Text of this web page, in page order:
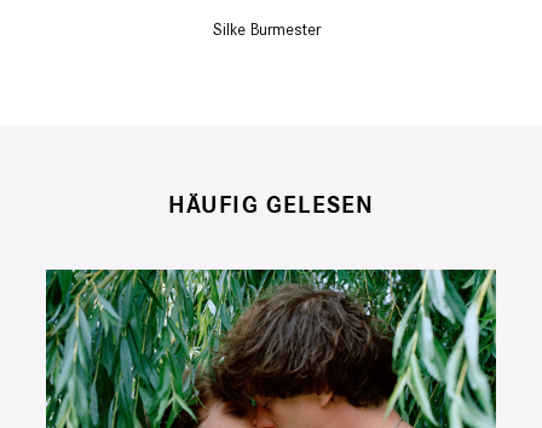
Silke Burmester
HÄUFIG GELESEN